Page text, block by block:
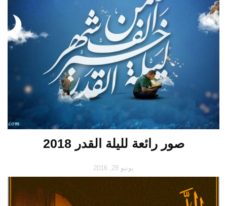
صور رائعة لليلة القدر 2018
يونيو 28, 2016